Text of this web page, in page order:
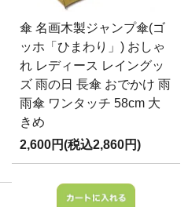
傘 名画木製ジャンプ傘(ゴ
ッホ「ひまわり」) おしゃ
れ レディース レイングッ
ズ 雨の日 長傘 おでかけ 雨
雨傘 ワンタッチ 58cm 大
きめ
2,600円(税込2,860円)